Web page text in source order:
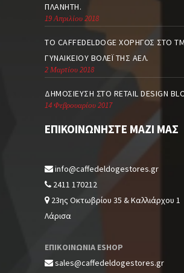
ΠΛΑΝΉΤΗ.
19 Απριλίου 2018
TO CAFFEDELDOGE ΧΟΡΗΓΌΣ ΣΤΟ
ΓΥΝΑΙΚΕΊΟΥ ΒΌΛΕΪ ΤΗΣ ΑΕΛ.
2 Μαρτίου 2018
ΔΗΜΟΣΊΕΥΣΗ ΣΤΟ RETAIL DESIGN
14 Φεβρουαρίου 2017
ΕΠΙΚΟΙΝΩΝΉΣΤΕ ΜΑΖΊ ΜΑΣ
info@caffedeldogestores.gr
2411 170212
23ης Οκτωβρίου 35 & Καλλιάρχου 1
Λάρισα
ΕΠΙΚΟΙΝΩΝΙΑ ESHOP
sales@caffedeldogestores.gr